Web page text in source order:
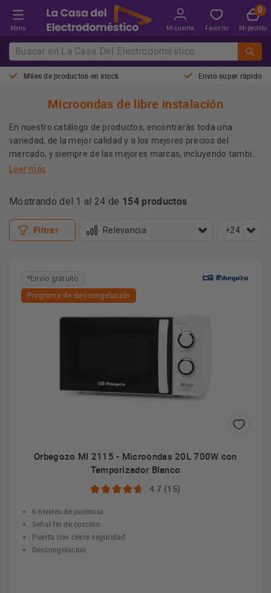
Menú Mi cuenta Favorito Mi pedido
Miles de productos en stock Envio super rápido
Microondas de libre instalación
En nuestro catálogo de productos, encontrarás toda una
variedad, de la mejor calidad y a los mejores precios del
mercado, y siempre de las mejores marcas, incluyendo también
todo tipo de microondas, ya sean integrables o de libre
encuentra la mejor opción para ti.
Más información
Leer más
Mostrando del 1 al 24 de 154 productos
Filtrar +24
*Envío gratuito
Programa de descongelación
Orbegozo MI 2115 - Microondas 20L 700W con
Temporizador Blanco
4.7 (15)
6 niveles de potencia
Señal fin de cocción
Puerta con cierre seguridad
Descongelación